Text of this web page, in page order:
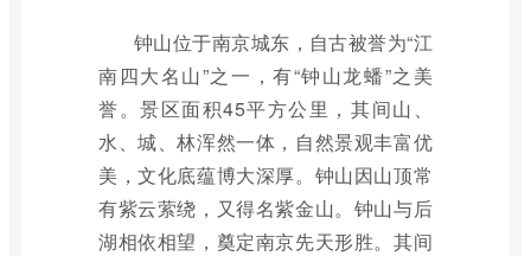
钟山位于南京城东，自古被誉为“江
南四大名山”之一，有“钟山龙蟠”之美
誉。景区面积45平方公里，其间山、
水、城、林浑然一体，自然景观丰富优
美，文化底蕴博大深厚。钟山因山顶常
有紫云萦绕，又得名紫金山。钟山与后
湖相依相望，奠定南京先天形胜。其间